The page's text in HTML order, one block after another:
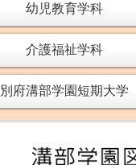
幼児教育学科
介護福祉学科
別府溝部学園短期大学